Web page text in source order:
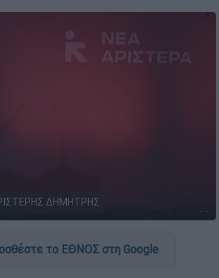
ΔΗΜΗΤΡΗΣ
το ΕΘΝΟΣ στη Google